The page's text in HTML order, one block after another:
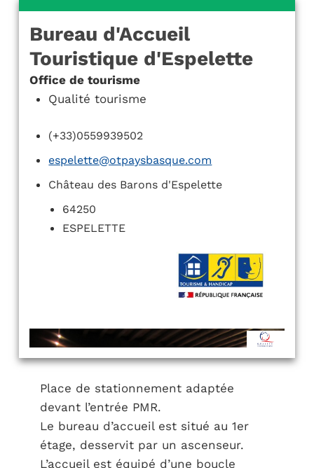
Bureau d'Accueil
Touristique d'Espelette
Office de tourisme
Qualité tourisme
(+33)0559939502
espelette@otpaysbasque.com
Château des Barons d'Espelette
64250
ESPELETTE
Place de stationnement adaptée
devant l’entrée PMR.
Le bureau d’accueil est situé au 1er
étage, desservit par un ascenseur.
L’accueil est équipé d’une boucle